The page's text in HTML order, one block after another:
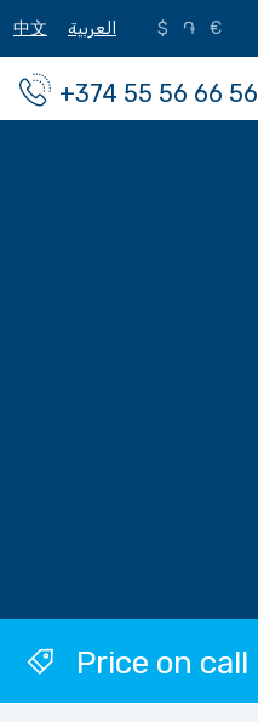
中文 العربية $ ֏ €
+374 55 56 66 56
Price on call